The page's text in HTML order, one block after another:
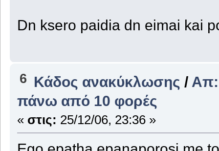
Dn ksero paidia dn eimai kai
6 Κάδος ανακύκλωσης / Απ:
πάνω από 10 φορές
« στις: 25/12/06, 23:36 »